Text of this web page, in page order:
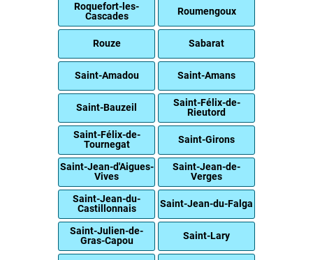
Roquefort-les-
Cascades
Roumengoux
Rouze Sabarat
Saint-Amadou Saint-Amans
Saint-Bauzeil
Saint-Félix-de-
Rieutord
Saint-Félix-de-
Tournegat
Saint-Girons
Saint-Jean-d'Aigues-
Vives
Saint-Jean-de-
Verges
Saint-Jean-du-
Castillonnais
Saint-Jean-du-Falga
Saint-Julien-de-
Gras-Capou
Saint-Lary